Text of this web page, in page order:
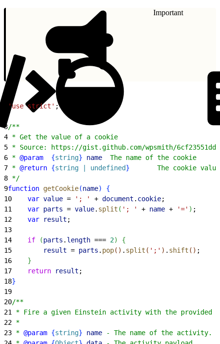
Important
'use strict' ;
3/**
4 * Get the value of a cookie
5 * Source: https://gist.github.com/wpsmith/
6 * @param {string} name
  The name of the cookie
7 * @return {string | undefined}
       The cookie value
8 */
9function getCookie(name)
{
10
    var
value = '; ' + document . cookie;
11
    var
parts = value. split ( '; ' + name + '=' ) ;
12
    var
result ;
13
14
    if
(parts . length === 2)
{
15
        result
= parts . pop( ) . split ( ';' ) . shift ( ) ;
16
}
17
    return
result ;
18}
19
20/**
21
* Fire a given Einstein activity with the provided
22 *
23 * @param {string} name - The name of the activity.